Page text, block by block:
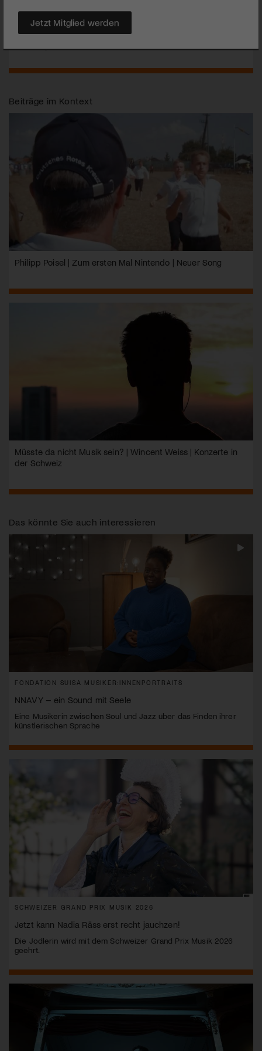
Juni 2017
Beiträge im Kontext
Philipp Poisel | Zum ersten Mal Nintendo | Neuer Song
Müsste da nicht Musik sein? | Wincent Weiss | Konzerte in
der Schweiz
Das könnte Sie auch interessieren
FONDATION SUISA MUSIKER:INNENPORTRAITS
NNAVY – ein Sound mit Seele
Eine Musikerin zwischen Soul und Jazz über das Finden ihrer
künstlerischen Sprache
SCHWEIZER GRAND PRIX MUSIK 2026
Jetzt kann Nadia Räss erst recht jauchzen!
Die Jodlerin wird mit dem Schweizer Grand Prix Musik 2026
geehrt.
Jetzt Mitglied werden